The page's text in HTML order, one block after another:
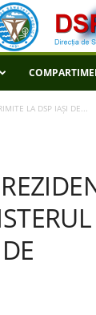
LA DSP IAȘI DE...